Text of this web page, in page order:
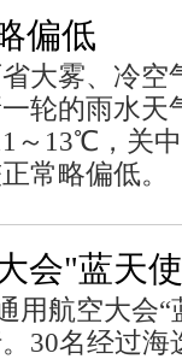
偏低
大雾、冷空
轮的雨水天
～13℃，关
常略偏低。
会"蓝天
用航空大会
30名经过海